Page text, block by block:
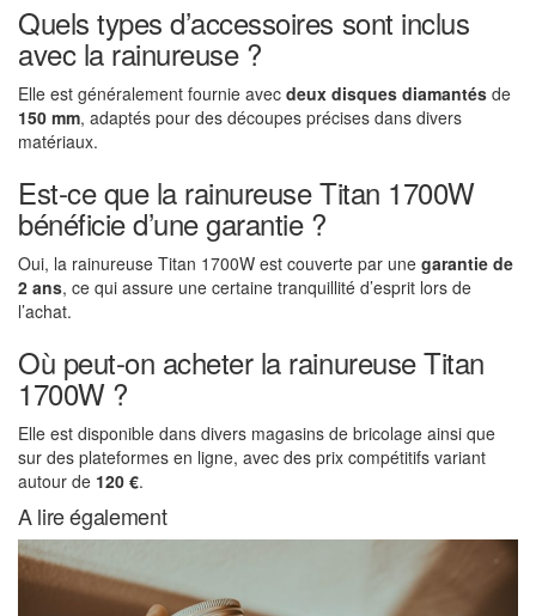
Quels types d’accessoires sont inclus
avec la rainureuse ?
Elle est généralement fournie avec deux disques diamantés de
150 mm, adaptés pour des découpes précises dans divers
matériaux.
Est-ce que la rainureuse Titan 1700W
bénéficie d’une garantie ?
Oui, la rainureuse Titan 1700W est couverte par une garantie de
2 ans, ce qui assure une certaine tranquillité d’esprit lors de
l’achat.
Où peut-on acheter la rainureuse Titan
1700W ?
Elle est disponible dans divers magasins de bricolage ainsi que
sur des plateformes en ligne, avec des prix compétitifs variant
autour de 120 €.
A lire également